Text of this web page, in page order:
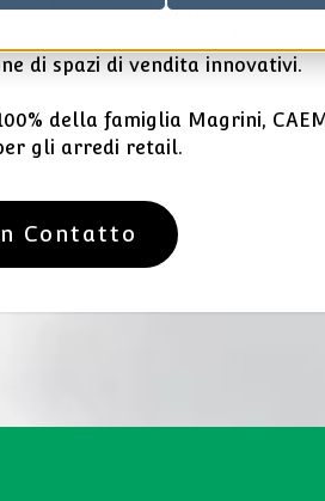
leader nella produzione di
aiutiamo ad aumentare le
di spazi di vendita innovativi.
della famiglia Magrini,
gli arredi retail.
Contatto